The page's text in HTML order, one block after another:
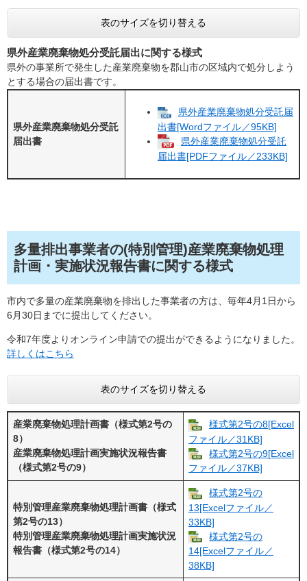
表のサイズを切り替える
県外産業廃棄物処分受託届出に関する様式
県外の事業所で発生した産業廃棄物を郡山市の区域内で処分しよう
とする場合の届出書です。​
県外産業廃棄物処分受託
届出書
県外産業廃棄物処分受託届
出書[Wordファイル／95KB]
県外産業廃棄物処分受託
届出書[PDFファイル／233KB]
多量排出事業者の(特別管理)産業廃棄物処理
計画・実施状況報告書に関する様式
市内で多量の産業廃棄物を排出した事業者の方は、毎年4月1日から
6月30日までに提出してください。
令和7年度よりオンライン申請での提出ができるようになりました。
詳しくはこちら
表のサイズを切り替える
産業廃棄物処理計画書（様式第2号の
8）
産業廃棄物処理計画実施状況報告書
（様式第2号の9）
様式第2号の8[Excel
ファイル／31KB]
様式第2号の9[Excel
ファイル／37KB]
特別管理産業廃棄物処理計画書（様式
第2号の13）
特別管理産業廃棄物処理計画実施状況
報告書（様式第2号の14）
様式第2号の
13[Excelファイル／
33KB]
様式第2号の
14[Excelファイル／
38KB]